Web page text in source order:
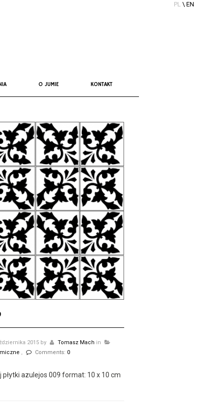
PL \ EN
O JUMIE KONTAKT
2015 by Tomasz Mach in
, Comments: 0
azulejos 009 format: 10 x 10 cm